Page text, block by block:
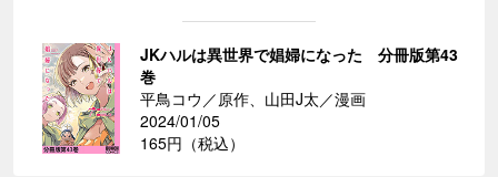
JKハルは異世界で娼婦になった 分冊版第43
巻
平鳥コウ／原作、山田J太／漫画
2024/01/05
165円（税込）